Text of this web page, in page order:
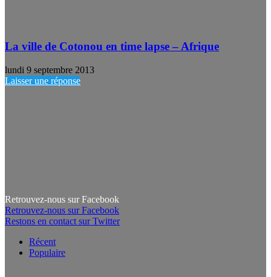
La ville de Cotonou en time lapse – Afrique
lundi 9 septembre 2013
Laisser une réponse
Retrouvez-nous sur Facebook
Retrouvez-nous sur Facebook
Restons en contact sur Twitter
Récent
Populaire